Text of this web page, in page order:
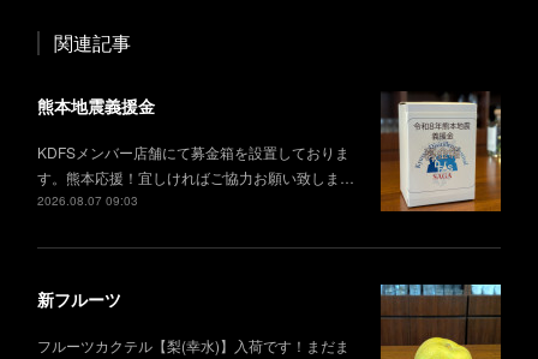
関連記事
熊本地震義援金
KDFSメンバー店舗にて募金箱を設置しておりま
す。熊本応援！宜しければご協力お願い致しま…
2026.08.07 09:03
新フルーツ
フルーツカクテル【梨(幸水)】入荷です！まだま